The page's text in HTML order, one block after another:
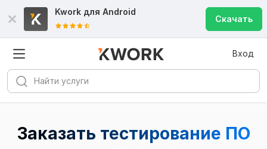
Kwork для Android
Скачать
Вход
Заказать тестирование ПО